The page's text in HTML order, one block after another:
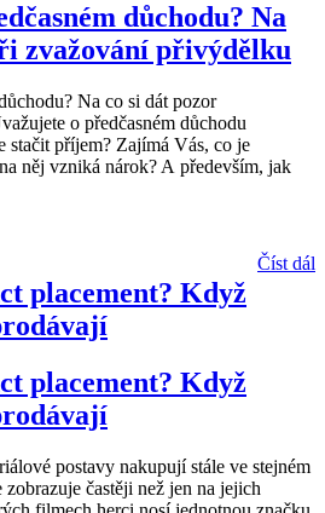
důchodu? Na
zvažování přivýdělku
Na co si dát pozor
o předčasném důchodu
stačit příjem? Zajímá Vás, co je
něj vzniká nárok? A především, jak
Číst dál
placement? Když
placement? Když
postavy nakupují stále ve stejném
častěji než jen na jejich